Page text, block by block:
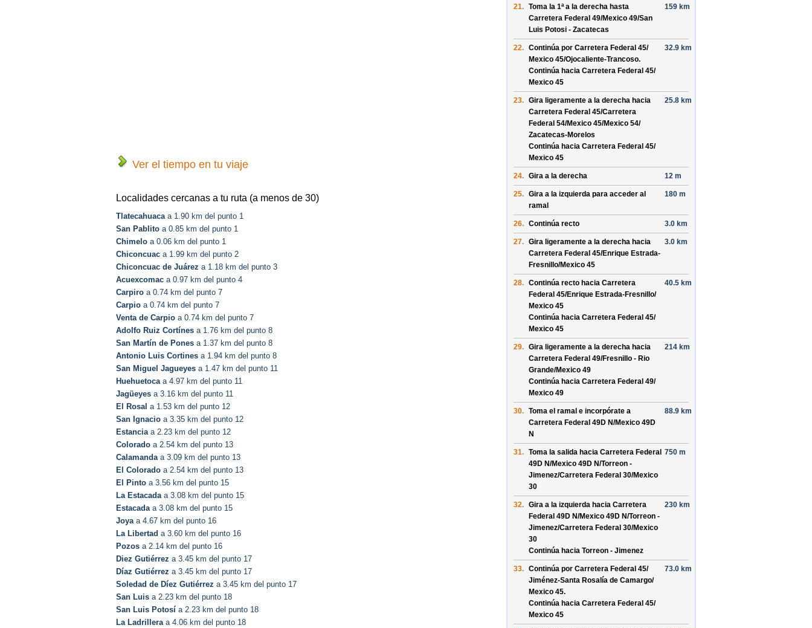
Ver el tiempo en tu viaje
Localidades cercanas a tu ruta (a menos de 30)
Tlatecahuacaa 1.90 km del punto 1
San Pablito a 0.85 km del punto 1
Chimelo a 0.06 km del punto 1
Chiconcuac a 1.99 km del punto 2
Chiconcuac de Juárez a 1.18 km del punto 3
Acuexcomac a 0.97 km del punto 4
Carpiro a 0.74 km del punto 7
Carpio a 0.74 km del punto 7
Venta de Carpio a 0.74 km del punto 7
Adolfo Ruiz Cortínes a 1.76 km del punto 8
San Martín de Pones a 1.37 km del punto 8
Antonio Luis Cortines a 1.94 km del punto 8
San Miguel Jagueyes a 1.47 km del punto 11
Huehuetocaa 4.97 km del punto 11
Jagüeyes a 3.16 km del punto 11
El Rosal a 1.53 km del punto 12
San Ignacio a 3.35 km del punto 12
Estanciaa 2.23 km del punto 12
Colorado a 2.54 km del punto 13
Calamandaa 3.09 km del punto 13
El Colorado a 2.54 km del punto 13
El Pinto a 3.56 km del punto 15
La Estacadaa 3.08 km del punto 15
Estacadaa 3.08 km del punto 15
Joyaa 4.67 km del punto 16
La Libertad a 3.60 km del punto 16
Pozos a 2.14 km del punto 16
Diez Gutiérrez a 3.45 km del punto 17
Díaz Gutiérrez a 3.45 km del punto 17
Soledad de Díez Gutiérrez a 3.45 km del punto 17
San Luis a 2.23 km del punto 18
San Luis Potosí a 2.23 km del punto 18
La Ladrilleraa 4.06 km del punto 18
21. Toma la 1ª a la derecha hasta
Carretera Federal 49/Mexico 49/San
Luis Potosi - Zacatecas
159 km
22. Continúa por Carretera Federal 45/
Mexico 45/Ojocaliente-Trancoso.
Continúa hacia Carretera Federal 45/
Mexico 45
32.9 km
23. Gira ligeramente a la derecha hacia
Carretera Federal 45/Carretera
Federal 54/Mexico 45/Mexico 54/
Zacatecas-Morelos
Continúa hacia Carretera Federal 45/
Mexico 45
25.8 km
24. Gira a la derecha 12 m
25. Gira a la izquierda para acceder al
ramal
180 m
26. Continúa recto 3.0 km
27. Gira ligeramente a la derecha hacia
Carretera Federal 45/Enrique Estrada-
Fresnillo/Mexico 45
3.0 km
28. Continúa recto hacia Carretera
Federal 45/Enrique Estrada-Fresnillo/
Mexico 45
Continúa hacia Carretera Federal 45/
Mexico 45
40.5 km
29. Gira ligeramente a la derecha hacia
Carretera Federal 49/Fresnillo - Rio
Grande/Mexico 49
Continúa hacia Carretera Federal 49/
Mexico 49
214 km
30. Toma el ramal e incorpórate a
Carretera Federal 49D N/Mexico 49D
N
88.9 km
31. Toma la salida hacia Carretera Federal
49D N/Mexico 49D N/Torreon -
Jimenez/Carretera Federal 30/Mexico
30
750 m
32. Gira a la izquierda hacia Carretera
Federal 49D N/Mexico 49D N/Torreon -
Jimenez/Carretera Federal 30/Mexico
30
Continúa hacia Torreon - Jimenez
230 km
33. Continúa por Carretera Federal 45/
Jiménez-Santa Rosalía de Camargo/
Mexico 45.
Continúa hacia Carretera Federal 45/
Mexico 45
73.0 km